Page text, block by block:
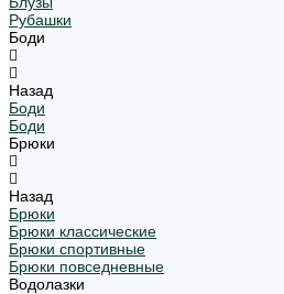
Рубашки
Боди
Назад
Боди
Боди
Брюки
Назад
Брюки
Брюки классические
Брюки спортивные
Брюки повседневные
Водолазки